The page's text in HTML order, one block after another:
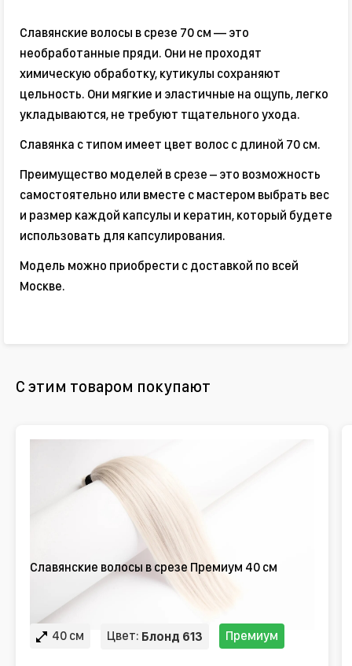
Славянские волосы в срезе 70 см — это
необработанные пряди. Они не проходят
химическую обработку, кутикулы сохраняют
цельность. Они мягкие и эластичные на ощупь, легко
укладываются, не требуют тщательного ухода.
Славянка с типом имеет цвет волос с длиной 70 см.
Преимущество моделей в срезе – это возможность
самостоятельно или вместе с мастером выбрать вес
и размер каждой капсулы и кератин, который будете
использовать для капсулирования.
Модель можно приобрести с доставкой по всей
Москве.
С этим товаром покупают
Славянские волосы в срезе Премиум 40 см
40 см Цвет: Блонд 613 Премиум